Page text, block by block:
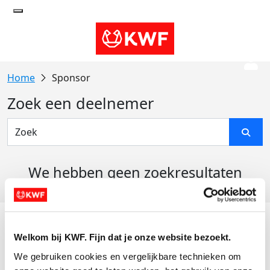
Welkom bij KWF. Fijn dat je onze website bezoekt.
We gebruiken cookies en vergelijkbare technieken om
Sponsor
Zoek een deelnemer
We hebben geen zoekresultaten
Actiematerialen
Evenementen